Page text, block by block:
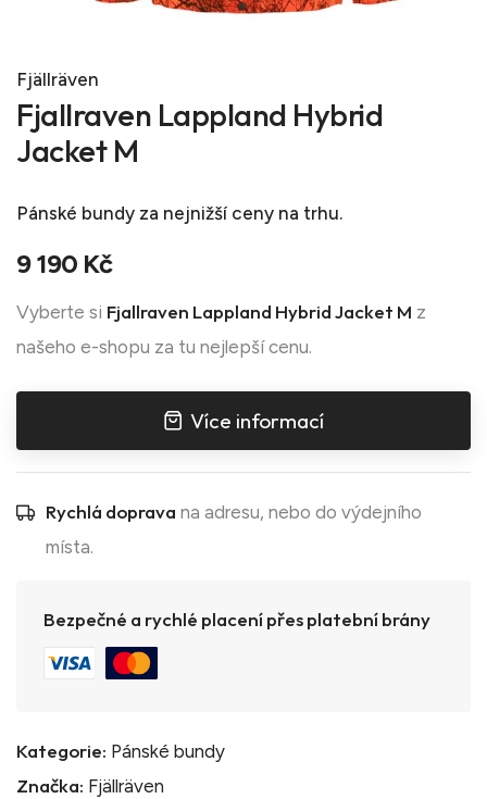
Fjällräven
Fjallraven Lappland Hybrid
Jacket M
Pánské bundy za nejnižší ceny na trhu.
9 190 Kč
Vyberte si Fjallraven Lappland Hybrid Jacket M z
našeho e-shopu za tu nejlepší cenu.
Více informací
Rychlá doprava na adresu, nebo do výdejního
místa.
Bezpečné a rychlé placení přes platební brány
Kategorie: Pánské bundy
Značka: Fjällräven